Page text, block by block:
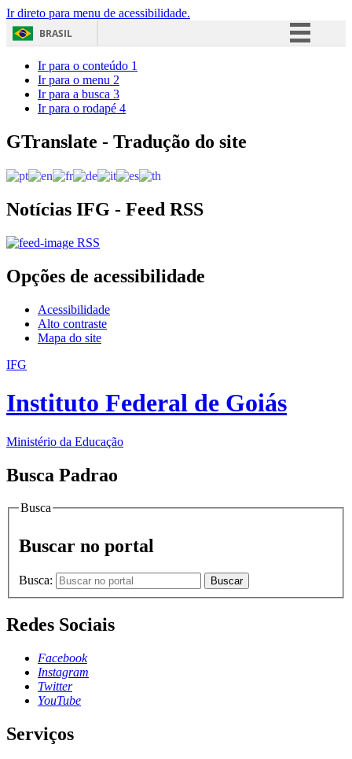
Ir direto para menu de acessibilidade.
BRASIL
Acesso à informação
Ir para o conteúdo 1
Ir para o menu 2
Ir para a busca 3
Ir para o rodapé 4
GTranslate - Tradução do site
Notícias IFG - Feed RSS
RSS
Opções de acessibilidade
Acessibilidade
Alto contraste
Mapa do site
IFG
Instituto Federal de Goiás
Ministério da Educação
Busca Padrao
Busca
Buscar no portal
Busca: Buscar
Redes Sociais
Facebook
Instagram
Twitter
YouTube
Serviços